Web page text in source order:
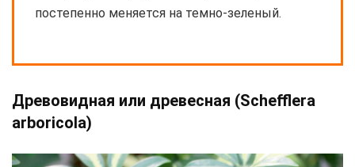
постепенно меняется на темно-зеленый.
Древовидная или древесная (Schefflera
arboricola)